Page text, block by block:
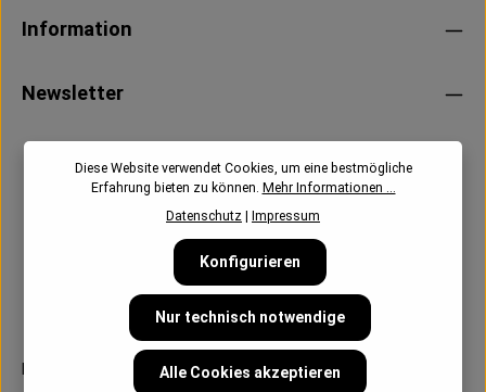
Information
Newsletter
Diese Website verwendet Cookies, um eine bestmögliche
Erfahrung bieten zu können. Mehr Informationen ...
Datenschutz
Impressum
Nur technisch notwendige
Konfigurieren
Alle Cookies akzeptieren